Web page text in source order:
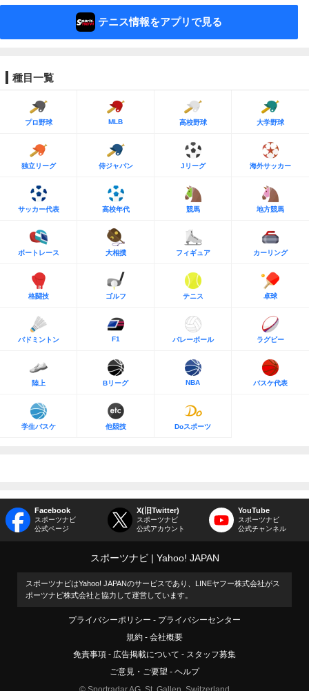
テニス情報をアプリで見る
種目一覧
プロ野球 MLB 高校野球 大学野球
独立リーグ 侍ジャパン Jリーグ 海外サッカー
サッカー代表 高校年代 競馬 地方競馬
ボートレース 大相撲 フィギュア カーリング
格闘技 ゴルフ テニス 卓球
バドミントン F1 バレーボール ラグビー
陸上 Bリーグ NBA バスケ代表
学生バスケ 他競技 Doスポーツ
Facebook
スポーツナビ
公式ページ
X(旧Twitter)
スポーツナビ
公式アカウント
YouTube
スポーツナビ
公式チャンネル
スポーツナビ Yahoo! JAPAN
スポーツナビはYahoo! JAPANのサービスであり、LINEヤフー株式会社がス
ポーツナビ株式会社と協力して運営しています。
プライバシーポリシー
プライバシーセンター
規約
会社概要
免責事項
広告掲載について
スタッフ募集
ご意見・ご要望
ヘルプ